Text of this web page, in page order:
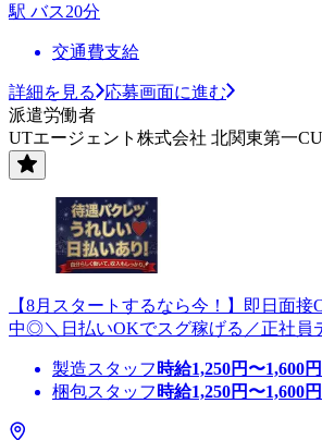
駅 バス20分
交通費支給
詳細を見る
応募画面に進む
派遣労働者
UTエージェント株式会社 北関東第一
【8月スタートするなら今！】即日面接
中◎＼日払いOKでスグ稼げる／正社員
製造スタッフ 時給1,250円〜1,600円
梱包スタッフ 時給1,250円〜1,600円